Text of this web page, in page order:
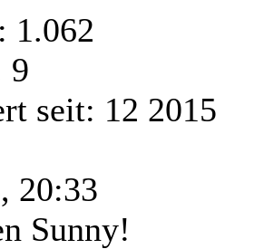
1.062
9
seit: 12 2015
20:33
Sunny!